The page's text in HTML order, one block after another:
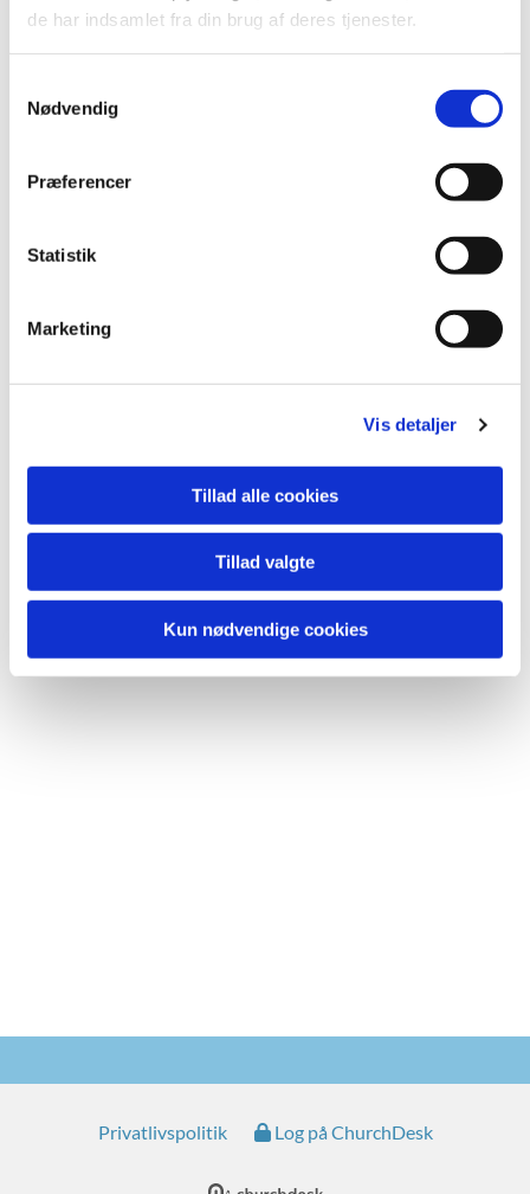
de har indsamlet fra din brug af deres tjenester.
Nødvendig
Præferencer
Statistik
Marketing
Vis detaljer
Tillad alle cookies
Tillad valgte
Kun nødvendige cookies
Referat Fælles MR møde Astrup og Rostrup d. 10-09-
2024.pdf
Referat fælles MR møde Astrup og Rostrup d. 04-06-
2024.pdf
Du vil måske også kunne lide...
Privatlivspolitik Log på ChurchDesk